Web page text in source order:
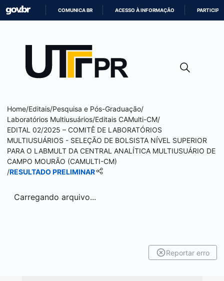
CONTEÚDO
COMUNICA BR ACESSO À INFORMAÇÃO PARTICIPE
Home/Editais/Pesquisa e Pós-Graduação/
Laboratórios Multiusuários/Editais CAMulti-CM/
EDITAL 02/2025 – COMITÊ DE LABORATÓRIOS
MULTIUSUÁRIOS - SELEÇÃO DE BOLSISTA NÍVEL SUPERIOR
PARA O LABMULT DA CENTRAL ANALÍTICA MULTIUSUÁRIO DE
CAMPO MOURÃO (CAMULTI-CM)
/RESULTADO PRELIMINAR
Carregando arquivo...
Reportar erro